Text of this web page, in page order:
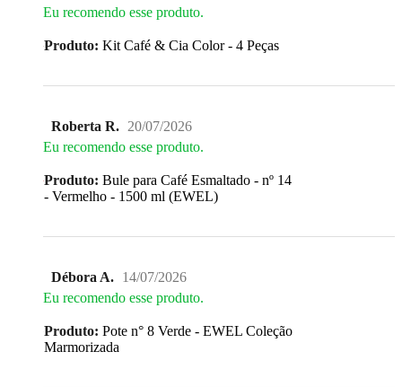
Eu recomendo esse produto.
Produto: Kit Café & Cia Color - 4 Peças
Roberta R. 20/07/2026
Eu recomendo esse produto.
Produto: Bule para Café Esmaltado - nº 14
- Vermelho - 1500 ml (EWEL)
Débora A. 14/07/2026
Eu recomendo esse produto.
Produto: Pote n° 8 Verde - EWEL Coleção
Marmorizada